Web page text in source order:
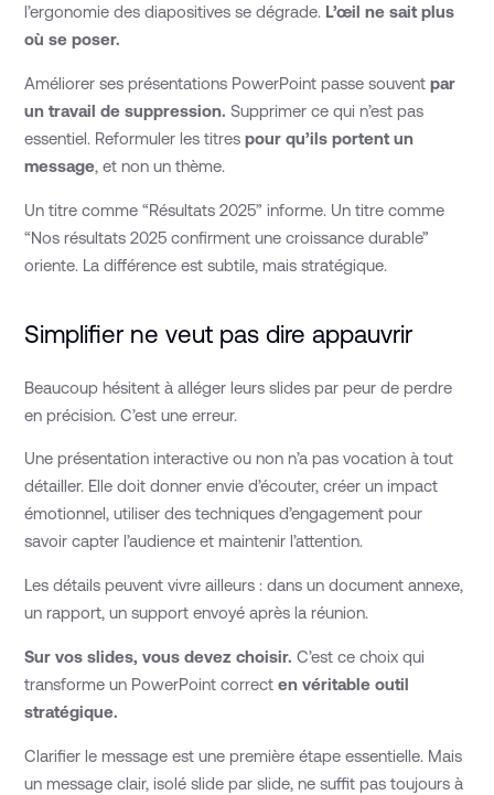
l’ergonomie des diapositives se dégrade. L’œil ne sait plus
où se poser.
Améliorer ses présentations PowerPoint passe souventpar
un travail de suppression. Supprimer ce qui n’est pas
essentiel. Reformuler les titrespour qu’ils portent un
message, et non un thème.
Un titre comme “Résultats 2025” informe. Un titre comme
“Nos résultats 2025 confirment une croissance durable”
oriente. La différence est subtile, mais stratégique.
Simplifier ne veut pas dire appauvrir
Beaucoup hésitent à alléger leurs slides par peur de perdre
en précision. C’est une erreur.
Une présentation interactive ou non n’a pas vocation à tout
détailler. Elle doit donner envie d’écouter, créer un impact
émotionnel, utiliser des techniques d’engagement pour
savoir capter l’audience et maintenir l’attention.
Les détails peuvent vivre ailleurs : dans un document annexe,
un rapport, un support envoyé après la réunion.
Sur vos slides, vous devez choisir. C’est ce choix qui
transforme un PowerPoint correcten véritable outil
stratégique.
Clarifier le message est une première étape essentielle. Mais
un message clair, isolé slide par slide, ne suffit pas toujours à